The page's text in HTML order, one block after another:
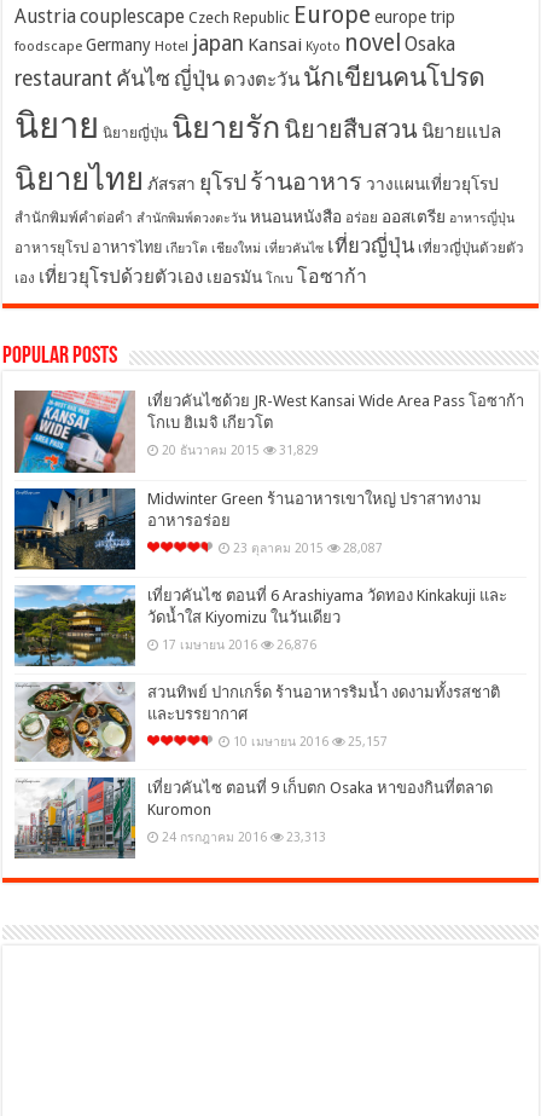
Austriacouplescape Czech Republic Europe europe trip
foodscape Germany Hotel japan Kansai Kyoto novel Osaka
restaurant คันไซ ญี่ปุ่น ดวงตะวัน นักเขียนคนโปรด
นิยาย นิยายญี่ปุ่น นิยายรัก นิยายสืบสวน นิยายแปล
นิยายไทย ภัสรสา ยุโรป ร้านอาหาร วางแผนเที่ยวยุโรป
สำนักพิมพ์คำต่อคำ สำนักพิมพ์ดวงตะวัน หนอนหนังสือ อร่อย ออสเตรีย อาหารญี่ปุ่น
อาหารยุโรป อาหารไทย เกียวโต เชียงใหม่ เที่ยวคันไซ เที่ยวญี่ปุ่น เที่ยวญี่ปุ่นด้วยตัว
เอง เที่ยวยุโรปด้วยตัวเอง เยอรมัน โกเบ โอซาก้า
Popular Posts
เที่ยวคันไซด้วย JR-West Kansai Wide Area Pass โอซาก้า
โกเบ ฮิเมจิ เกียวโต
20 ธันวาคม 2015 31,829
Midwinter Green ร้านอาหารเขาใหญ่ ปราสาทงาม
อาหารอร่อย
23 ตุลาคม 2015 28,087
เที่ยวคันไซ ตอนที่ 6 Arashiyama วัดทอง Kinkakuji และ
วัดน้ำใส Kiyomizu ในวันเดียว
17 เมษายน 2016 26,876
สวนทิพย์ ปากเกร็ด ร้านอาหารริมน้ำ งดงามทั้งรสชาติ
และบรรยากาศ
10 เมษายน 2016 25,157
เที่ยวคันไซ ตอนที่ 9 เก็บตก Osaka หาของกินที่ตลาด
Kuromon
24 กรกฎาคม 2016 23,313